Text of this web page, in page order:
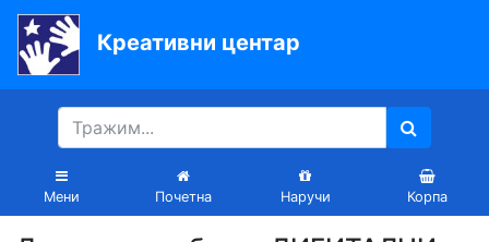
Креативни центар
Мени Почетна Наручи Корпа
Почетна
Књиге
Уџбеници